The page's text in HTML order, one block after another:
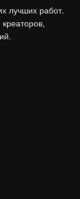
лучших работ.